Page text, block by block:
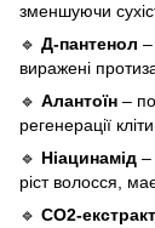
зменшуючи
🔹 Д-пантенол –
виражені
🔹 Алантоїн –
регенерації
🔹 Ніацинамід –
ріст волосся,
🔹 СО2-